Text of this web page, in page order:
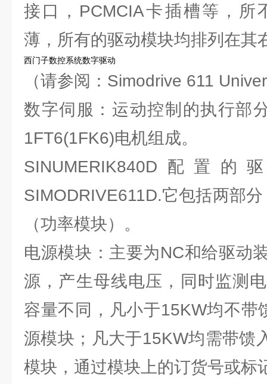
接口，PCMCIA卡插槽等，所
薄，所有的驱动模块均排列在其
西门子数控系统数字驱动
（请参阅：Simodrive 611
数字伺服：运动控制的执行部
1FT6(1FK6)电机组成。
SINUMERIK840D配置
SIMODRIVE611D.它包括两部
（功率模块）。
电源模块：主要为NC和给驱动
源，产生母线电压，同时监测
容量不同，凡小于15KW均不带
源模块；凡大于15KW均需带馈
模块，通过模块上的订货号或标